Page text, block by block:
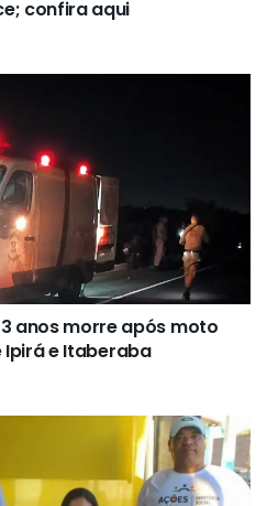
confira aqui
anos morre após moto
e Itaberaba